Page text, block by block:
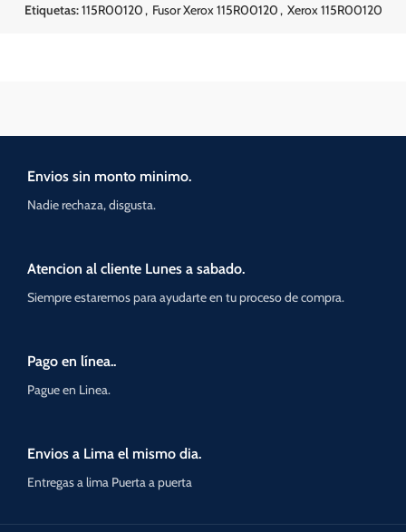
Etiquetas:115R00120, Fusor Xerox 115R00120, Xerox 115R00120
Envios sin monto minimo.
Nadie rechaza, disgusta.
Atencion al cliente Lunes a sabado.
Siempre estaremos para ayudarte en tu proceso de compra.
Pago en línea..
Pague en Linea.
Envios a Lima el mismo dia.
Entregas a lima Puerta a puerta